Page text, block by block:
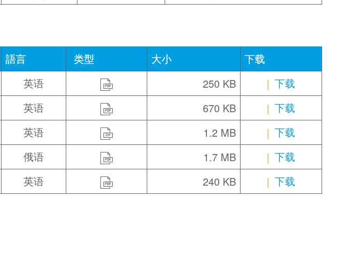
語言 类型 大小
下载
英语 PDF 250 KB
下载
英语 PDF 670 KB
下载
英语 ZIP 1.2 MB
下载
俄语 PDF 1.7 MB
下载
英语 PDF 240 KB 下载